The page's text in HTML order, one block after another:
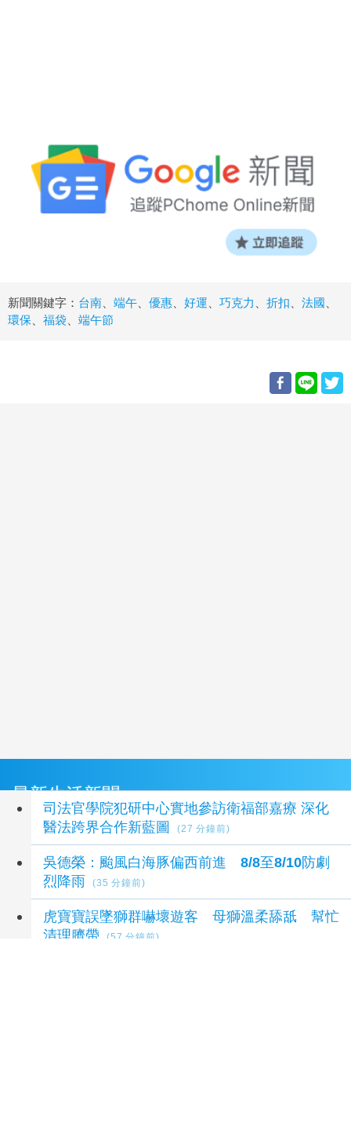
新聞關鍵字： 台南 端午 優惠 好運 巧克力 折扣 法國
環保
福袋 端午節
最新生活新聞
司法官學院犯研中心實地參訪衛福部嘉療 深化
醫法跨界合作新藍圖
(27 分鐘前)
吳德榮：颱風白海豚偏西前進 8/8至8/10防劇
烈降雨
(35 分鐘前)
虎寶寶誤墜獅群嚇壞遊客 母獅溫柔舔舐 幫忙
清理臍帶
(57 分鐘前)